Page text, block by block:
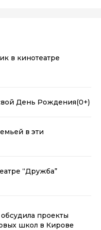
в кинотеатре
День Рождения(0+)
в эти
“Дружба”
проекты
школ в Кирове